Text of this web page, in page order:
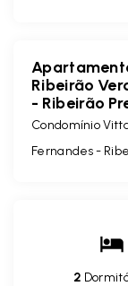
Ribeirão
- Ribeirão
Condomínio
Fernandes -
2